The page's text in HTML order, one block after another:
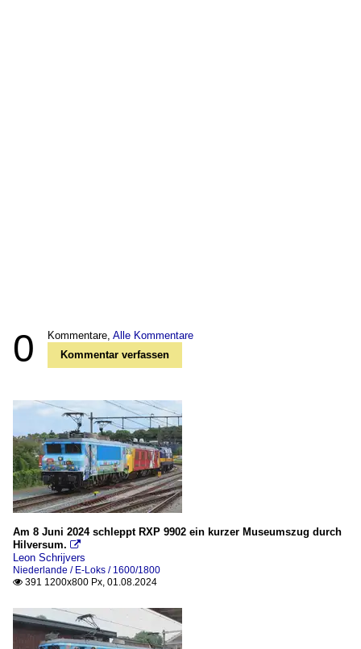
0 Kommentare, Alle Kommentare
Kommentar verfassen
Am 8 Juni 2024 schleppt RXP 9902 ein kurzer Museumszug durch
Hilversum. 
Leon Schrijvers
Niederlande / E-Loks / 1600/1800
 391 1200x800 Px, 01.08.2024